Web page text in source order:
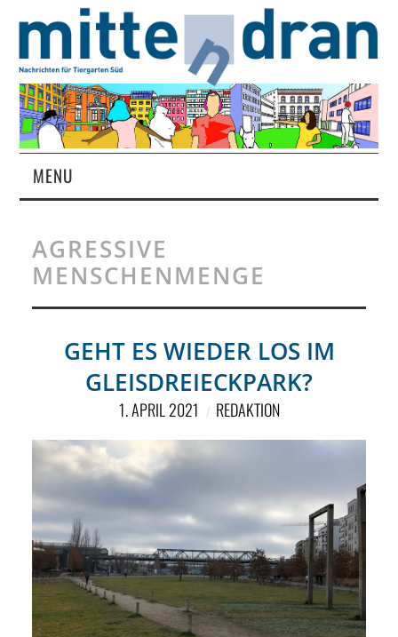
MENU
MAGAZIN
ÜBER UNS
RUBRIKEN
SPONSORING
KONTAKT
AGRESSIVE
MENSCHENMENGE
GEHT ES WIEDER LOS IM
GLEISDREIECKPARK?
1. APRIL 2021 REDAKTION